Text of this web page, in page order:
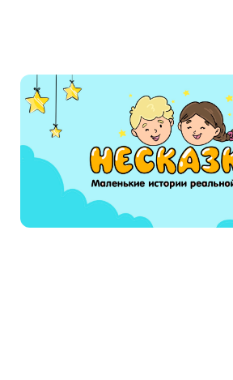
слушать мультфильм
интересное занятие, тем
основных
персонажами аудиокниги,
являются: Вуди, Базз
второстепенных
которых важна по-своему,
картошка и хозяин всех